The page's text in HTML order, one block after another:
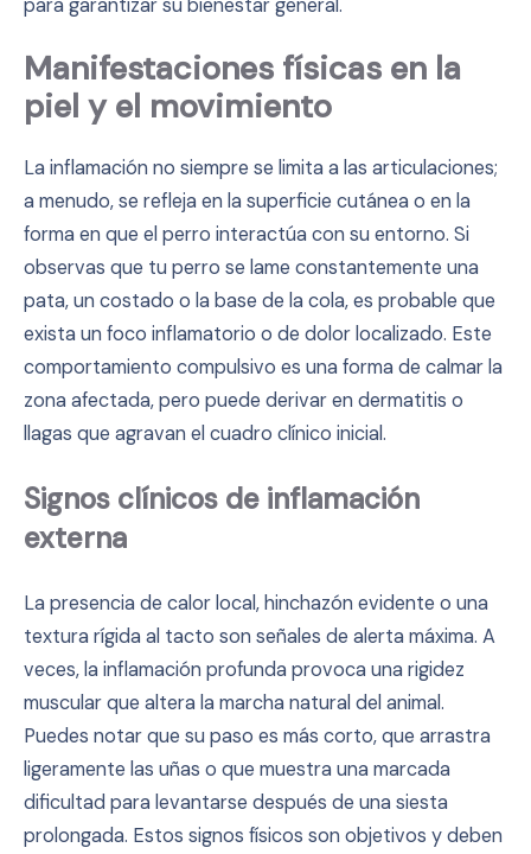
para garantizar su bienestar general.
Manifestaciones físicas en la
piel y el movimiento
La inflamación no siempre se limita a las articulaciones;
a menudo, se refleja en la superficie cutánea o en la
forma en que el perro interactúa con su entorno. Si
observas que tu perro se lame constantemente una
pata, un costado o la base de la cola, es probable que
exista un foco inflamatorio o de dolor localizado. Este
comportamiento compulsivo es una forma de calmar la
zona afectada, pero puede derivar en dermatitis o
llagas que agravan el cuadro clínico inicial.
Signos clínicos de inflamación
externa
La presencia de calor local, hinchazón evidente o una
textura rígida al tacto son señales de alerta máxima. A
veces, la inflamación profunda provoca una rigidez
muscular que altera la marcha natural del animal.
Puedes notar que su paso es más corto, que arrastra
ligeramente las uñas o que muestra una marcada
dificultad para levantarse después de una siesta
prolongada. Estos signos físicos son objetivos y deben